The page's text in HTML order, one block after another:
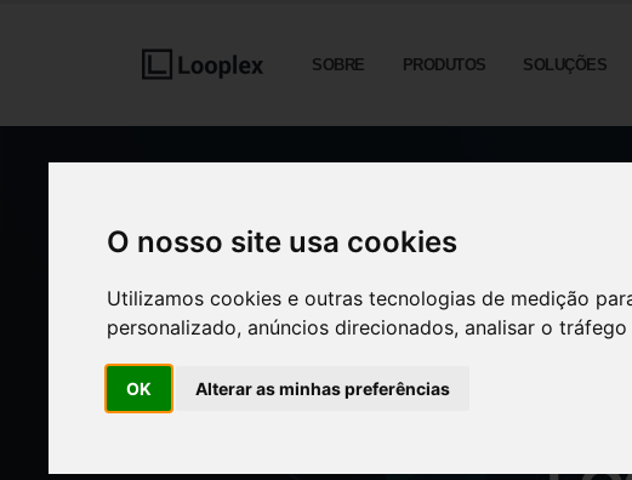
O nosso site usa cookies
Utilizamos cookies e outras tecnologias de medição
personalizado, anúncios direcionados, analisar o
OK Alterar as minhas preferências
SOBRE PRODUTOS SOLUÇÕES